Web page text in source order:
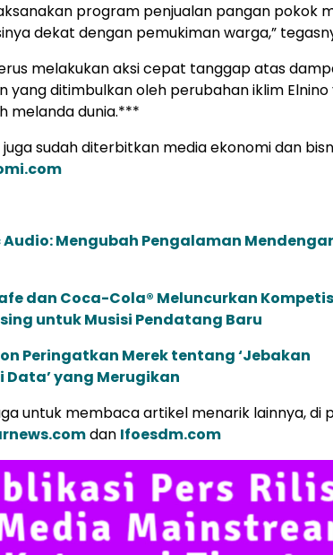
program penjualan pangan pokok
dekat dengan pemukiman warga,”
melakukan aksi cepat tanggap atas
yang ditimbulkan oleh perubahan iklim Elnino
melanda dunia.***
sudah diterbitkan media ekonomi dan
Audio: Mengubah Pengalaman
dan Coca-Cola® Meluncurkan
untuk Musisi Pendatang Baru
Peringatkan Merek tentang ‘Jebakan
yang Merugikan
untuk membaca artikel menarik lainnya, di
dan Ifoesdm.com